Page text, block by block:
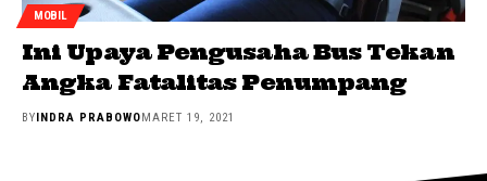
MOBIL
Ini Upaya Pengusaha Bus Tekan
Angka Fatalitas Penumpang
BYINDRA PRABOWOMARET 19, 2021